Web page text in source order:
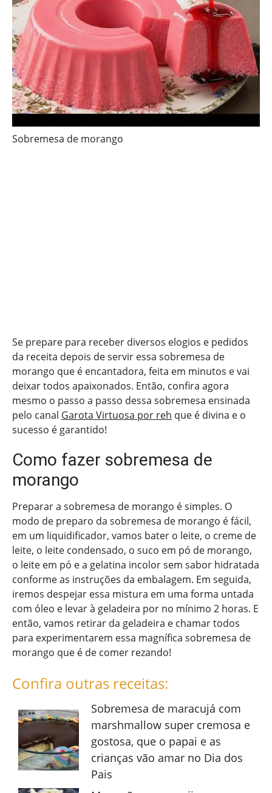
Sobremesa de morango
Se prepare para receber diversos elogios e pedidos
da receita depois de servir essa sobremesa de
morango que é encantadora, feita em minutos e vai
deixar todos apaixonados. Então, confira agora
mesmo o passo a passo dessa sobremesa ensinada
pelo canal Garota Virtuosa por reh que é divina e o
sucesso é garantido!
Como fazer sobremesa de
morango
Preparar a sobremesa de morango é simples. O
modo de preparo da sobremesa de morango é fácil,
em um liquidificador, vamos bater o leite, o creme de
leite, o leite condensado, o suco em pó de morango,
o leite em pó e a gelatina incolor sem sabor hidratada
conforme as instruções da embalagem. Em seguida,
iremos despejar essa mistura em uma forma untada
com óleo e levar à geladeira por no mínimo 2 horas. E
então, vamos retirar da geladeira e chamar todos
para experimentarem essa magnífica sobremesa de
morango que é de comer rezando!
Confira outras receitas:
Sobremesa de maracujá com
marshmallow super cremosa e
gostosa, que o papai e as
crianças vão amar no Dia dos
Pais